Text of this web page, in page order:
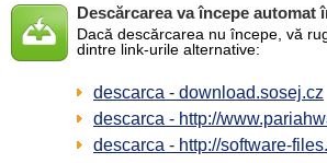
Descărcarea va începe automat
Dacă descărcarea nu începe, vă
dintre link-urile alternative:
descarca - download.sosej.cz
descarca - http://
descarca - http://software-